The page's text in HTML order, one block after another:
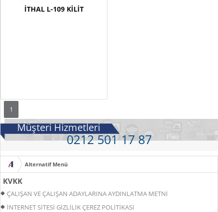
İTHAL L-109 KİLİT
1
Müşteri Hizmetleri
0212 501 17 87
KVKK
ÇALIŞAN VE ÇALIŞAN ADAYLARINA AYDINLATMA METNİ
İNTERNET SİTESİ GİZLİLİK ÇEREZ POLİTİKASI